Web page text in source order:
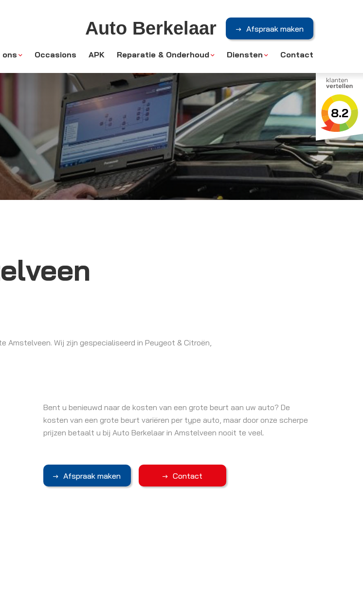
Auto Berkelaar Afspraak maken
ons Occasions APK Reparatie & Onderhoud Diensten Contact
8.2
Amstelveen. Wij zijn gespecialiseerd in Peugeot & Citroën,
Bent u benieuwd naar de kosten van een grote beurt aan uw auto? De
kosten van een grote beurt variëren per type auto, maar door onze scherpe
prijzen betaalt u bij Auto Berkelaar in Amstelveen nooit te veel.
Afspraak maken Contact